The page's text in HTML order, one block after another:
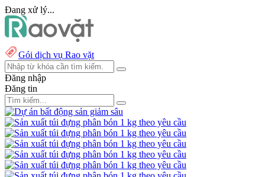
Đang xử lý...
Gói dịch vụ Rao vặt
Đăng nhập
Đăng tin